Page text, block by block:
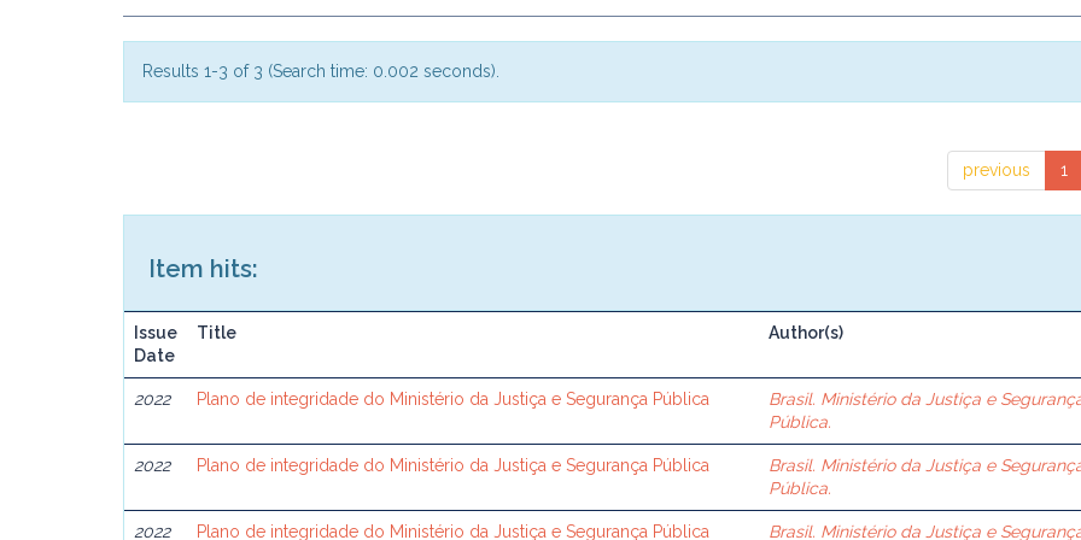
Results 1-3 of 3 (Search time: 0.002 seconds).
previous 1
Item hits:
Issue
Date
Title Author(s)
2022 Plano de integridade do Ministério da Justiça e Segurança Pública
Brasil. Ministério da Justiça e
Pública.
2022 Plano de integridade do Ministério da Justiça e Segurança Pública
Brasil. Ministério da Justiça e
Pública.
2022 Plano de integridade do Ministério da Justiça e Segurança Pública Brasil. Ministério da Justiça e